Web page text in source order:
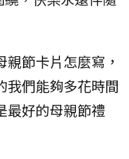
節卡片怎麼寫，
我們能夠多花時間
最好的母親節禮